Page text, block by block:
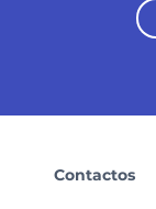
Contactos